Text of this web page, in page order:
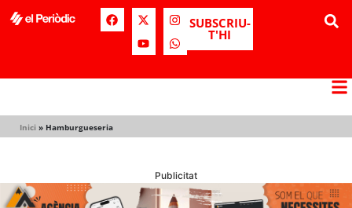
SUBSCRIU-
T'HI
Inici » Hamburgueseria
Publicitat